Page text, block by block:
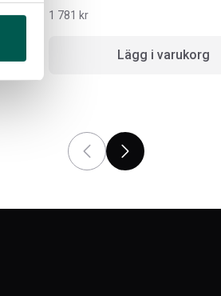
Artikelnr:RA0365
1 781 kr
Lägg i varukorg